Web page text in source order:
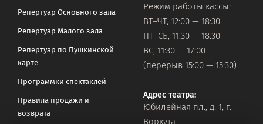
Репертуар Основного зала
Репертуар Малого зала
Репертуар по Пушкинской
карте
Программки спектаклей
Правила продажи и
возврата
Режим работы кассы:
ВТ–ЧТ, 12:00 — 18:30
ПТ–СБ, 11:30 — 18:30
ВС, 11:30 — 17:00
(перерыв 15:00 — 15:30)
Адрес театра:
Юбилейная пл., д. 1, г.
Воркута